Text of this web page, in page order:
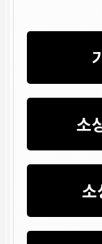
소
소